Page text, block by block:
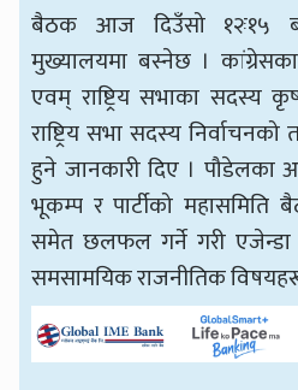
बैठक आज दिउँसो १२ः१५
मुख्यालयमा बस्नेछ ।
एवम् राष्ट्रिय सभाका सदस्य
राष्ट्रिय सभा सदस्य
हुने जानकारी दिए । पौडेलका
भूकम्प र पार्टीको महासमिति
समेत छलफल गर्ने गरी
समसामयिक राजनीतिक